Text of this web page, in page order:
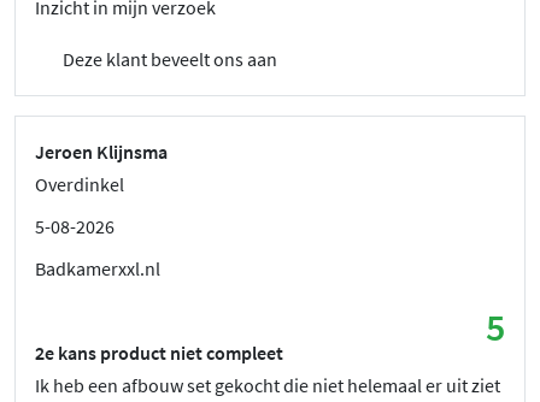
Inzicht in mijn verzoek
Deze klant beveelt ons aan
Jeroen Klijnsma
Overdinkel
5-08-2026
Badkamerxxl.nl
5
2e kans product niet compleet
Ik heb een afbouw set gekocht die niet helemaal er uit ziet